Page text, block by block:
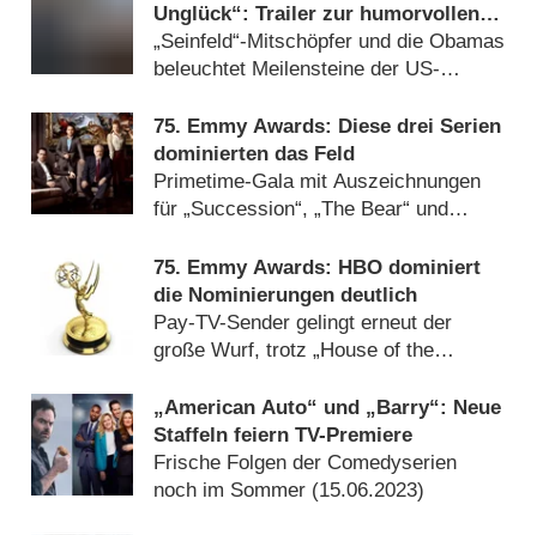
Unglück“: Trailer zur humorvollen
Feier von 250 Jahren USA
„Seinfeld“-Mitschöpfer und die Obamas
beleuchtet Meilensteine der US-
75. Emmy Awards: Diese drei Serien
dominierten das Feld
Primetime-Gala mit Auszeichnungen
für „Succession“, „The Bear“ und
75. Emmy Awards: HBO dominiert
die Nominierungen deutlich
Pay-TV-Sender gelingt erneut der
große Wurf, trotz „House of the
„American Auto“ und „Barry“: Neue
Staffeln feiern TV-Premiere
Frische Folgen der Comedyserien
noch im Sommer (15.06.2023)